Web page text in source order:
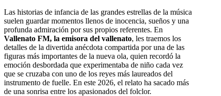
Las historias de infancia de las grandes estrellas de la música
suelen guardar momentos llenos de inocencia, sueños y una
profunda admiración por sus propios referentes. En
Vallenato FM, la emisora del vallenato, les traemos los
detalles de la divertida anécdota compartida por una de las
figuras más importantes de la nueva ola, quien recordó la
emoción desbordada que experimentaba de niño cada vez
que se cruzaba con uno de los reyes más laureados del
instrumento de fuelle. En este 2026, el relato ha sacado más
de una sonrisa entre los apasionados del folclor.